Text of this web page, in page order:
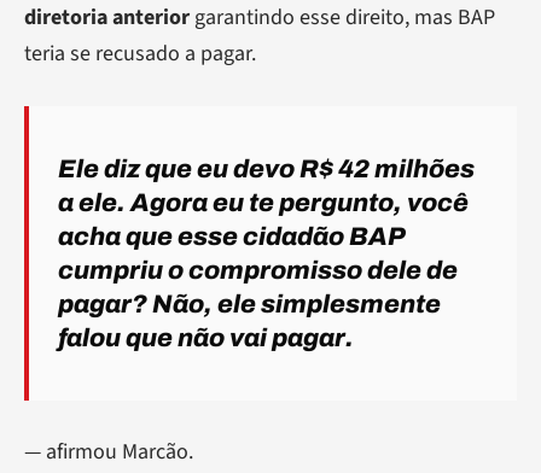
diretoria anteriorgarantindo esse direito, mas BAP
teria se recusado a pagar.
Ele diz que eu devo R$ 42 milhões
a ele. Agora eu te pergunto, você
acha que esse cidadão BAP
cumpriu o compromisso dele de
pagar? Não, ele simplesmente
falou que não vai pagar.
— afirmou Marcão.